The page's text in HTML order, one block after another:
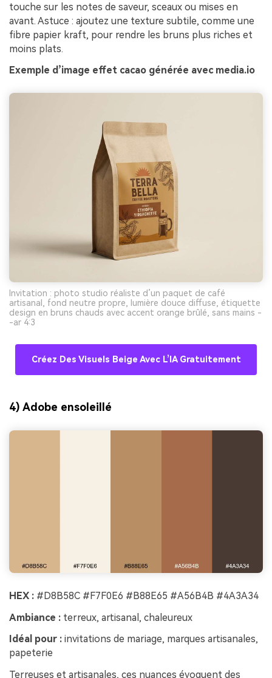
touche sur les notes de saveur, sceaux ou mises en
avant. Astuce : ajoutez une texture subtile, comme une
fibre papier kraft, pour rendre les bruns plus riches et
moins plats.
Exemple d’image effet cacao générée avec media.io
Invitation : photo studio réaliste d’un paquet de café
artisanal, fond neutre propre, lumière douce diffuse, étiquette
design en bruns chauds avec accent orange brûlé, sans mains -
-ar 4:3
Créez Des Visuels Beige Avec L’IA Gratuitement
4) Adobe ensoleillé
HEX : #D8B58C #F7F0E6 #B88E65 #A56B4B #4A3A34
Ambiance : terreux, artisanal, chaleureux
Idéal pour : invitations de mariage, marques artisanales,
papeterie
Terreuses et artisanales, ces nuances évoquent des